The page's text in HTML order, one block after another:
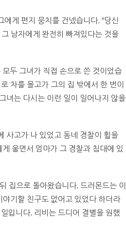
게 편지 뭉치를 건넸습니다. “당신
남자에게 완전히 빠져있다는 것을
두 그녀가 직접 손으로 쓴 것이었습
차를 몰고가 그의 집 밖에서 한 번이
녀는 다시는 이런 일이 일어나지 않을
사고가 나 있었고 동네 경찰이 휠을
울면서 엄마가 그 경찰과 침대에 있
집으로 돌아왔습니다. 드러몬드는 이
기할 친구도 없어고 있었다 하더라
입니다. 리비는 드디어 결별을 원했